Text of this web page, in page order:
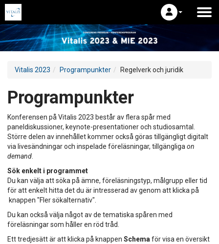
Vitalis 2023 Programpunkter Regelverk och juridik
Programpunkter
Konferensen på Vitalis 2023 består av flera spår med
paneldiskussioner, keynote-presentationer och studiosamtal.
Större delen av innehållet kommer också göras tillgängligt digitalt
via livesändningar och inspelade föreläsningar, tillgängliga on
demand
Sök enkelt i programmet
Du kan välja att söka på ämne, föreläsningstyp, målgrupp eller tid
för att enkelt hitta det du är intresserad av genom att klicka på
knappen "Fler sökalternativ".
Du kan också välja något av de tematiska spåren med
föreläsningar som håller en röd tråd.
Ett tredjesätt är att klicka på knappen Schema för visa en översikt